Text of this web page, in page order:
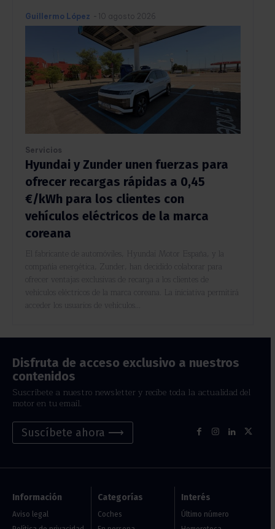
Guillermo López - 10 agosto 2026
Servicios
Hyundai y Zunder unen fuerzas para
ofrecer recargas rápidas a 0,45
€/kWh para los clientes con
vehículos eléctricos de la marca
coreana
El fabricante de automóviles, Hyundai Motor España, y la
compañía energética, Zunder, han decidido colaborar para
ofrecer ventajas exclusivas de recarga a los clientes de
vehículos eléctricos de la marca coreana. La iniciativa permitirá
acceder los usuarios de vehículos...
Disfruta de acceso exclusivo a nuestros
contenidos
Suscríbete a nuestro newsletter y recibe toda la actualidad del
motor en tu email.
Suscíbete ahora ⟶
Información
Aviso legal
Categorías
Coches
Interés
Último número